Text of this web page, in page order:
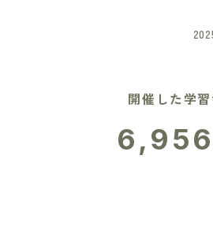
開催した学
6,956